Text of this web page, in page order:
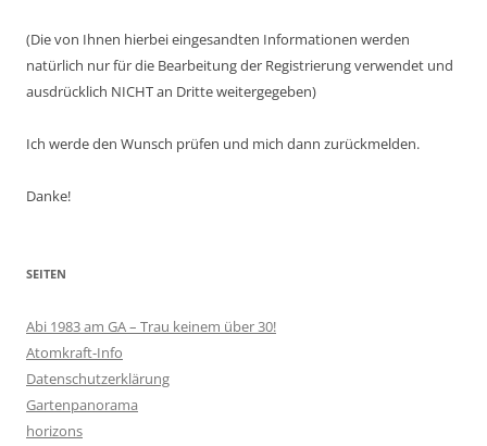
(Die von Ihnen hierbei eingesandten Informationen werden
natürlich nur für die Bearbeitung der Registrierung verwendet und
ausdrücklich NICHT an Dritte weitergegeben)
Ich werde den Wunsch prüfen und mich dann zurückmelden.
Danke!
SEITEN
Abi 1983 am GA – Trau keinem über 30!
Atomkraft-Info
Datenschutzerklärung
Gartenpanorama
horizons